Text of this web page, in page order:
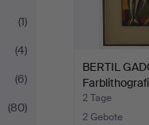
(1)
(4)
(6)
(80)
BERTIL
"Hesperidern…
2 Tage
2 Gebote